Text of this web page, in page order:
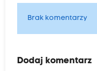
Brak komentarzy
Dodaj komentarz